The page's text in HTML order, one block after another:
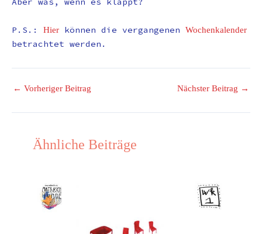
P.S.: Hier können die vergangenen Wochenkalender
betrachtet werden.
← Vorheriger Beitrag Nächster Beitrag →
Ähnliche Beiträge